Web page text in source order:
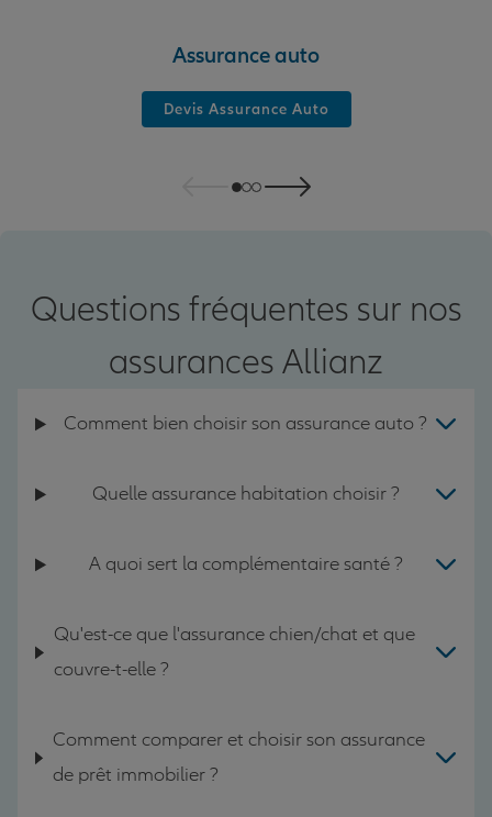
Assurance auto
Devis Assurance Auto
Questions fréquentes sur nos
assurances Allianz
Comment bien choisir son assurance auto ?
Quelle assurance habitation choisir ?
A quoi sert la complémentaire santé ?
Qu'est-ce que l'assurance chien/chat et que
couvre-t-elle ?
Comment comparer et choisir son assurance
de prêt immobilier ?